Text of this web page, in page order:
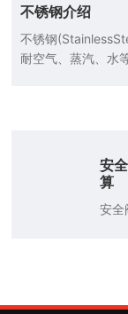
不锈钢介绍
不锈钢
耐空气、蒸汽、水
安
算
安全